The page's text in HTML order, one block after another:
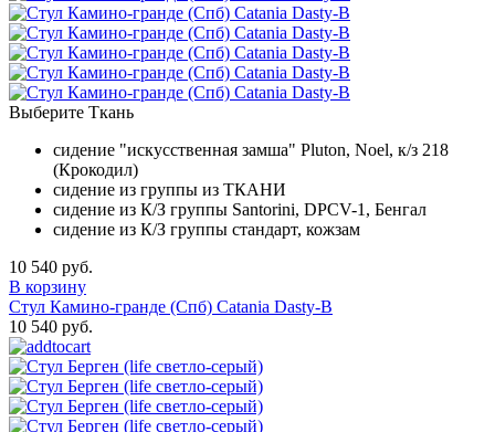
Выберите Ткань
сидение "искусственная замша" Pluton, Noel, к/з 218
(Крокодил)
сидение из группы из ТКАНИ
сидение из К/З группы Santorini, DPCV-1, Бенгал
сидение из К/З группы стандарт, кожзам
10 540 руб.
В корзину
Стул Камино-гранде (Спб) Catania Dasty-B
10 540 руб.